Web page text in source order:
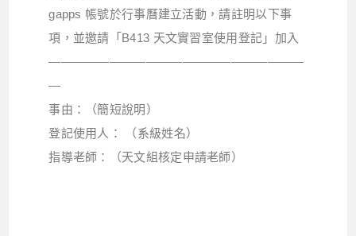
gapps 帳號於行事曆建立活動，請註明以下事
項，並邀請「B413 天文實習室使用登記」加入
—————————————————————
—
事由：（簡短說明）
登記使用人： （系級姓名）
指導老師：（天文組核定申請老師）